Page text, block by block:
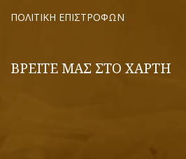
ΠΟΛΙΤΙΚΗ ΕΠΙΣΤΡΟΦΩΝ
ΒΡΕΙΤΕ ΜΑΣ ΣΤΟ ΧΑΡΤΗ